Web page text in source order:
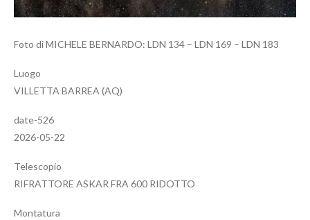
Foto di MICHELE BERNARDO: LDN 134 – LDN 169 – LDN 183
Luogo
VILLETTA BARREA (AQ)
date-526
2026-05-22
Telescopio
RIFRATTORE ASKAR FRA 600 RIDOTTO
Montatura